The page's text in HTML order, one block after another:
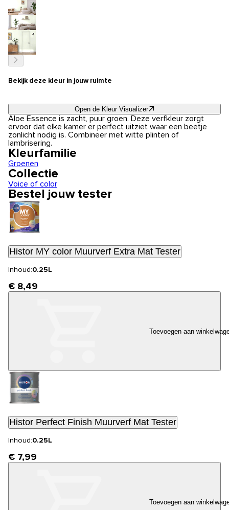
Bekijk deze kleur in jouw ruimte
Open de Kleur Visualizer
Aloe Essence is zacht, puur groen. Deze verfkleur zorgt
ervoor dat elke kamer er perfect uitziet waar een beetje
zonlicht nodig is. Combineer met witte plinten of
lambrisering.
Kleurfamilie
Groenen
Collectie
Voice of color
Bestel jouw tester
Histor MY color Muurverf Extra Mat Tester
Inhoud:0.25L
€ 8,49
Toevoegen aan
Histor Perfect Finish Muurverf Mat Tester
Inhoud:0.25L
€ 7,99
Toevoegen aan